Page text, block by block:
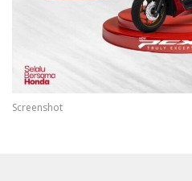
Screenshot